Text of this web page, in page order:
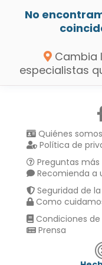
No
Cambia
especialistas
Quiénes somos
Política de
Preguntas
Recomienda a
Seguridad de
Como
Condiciones de
Prensa